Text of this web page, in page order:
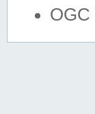
OGC